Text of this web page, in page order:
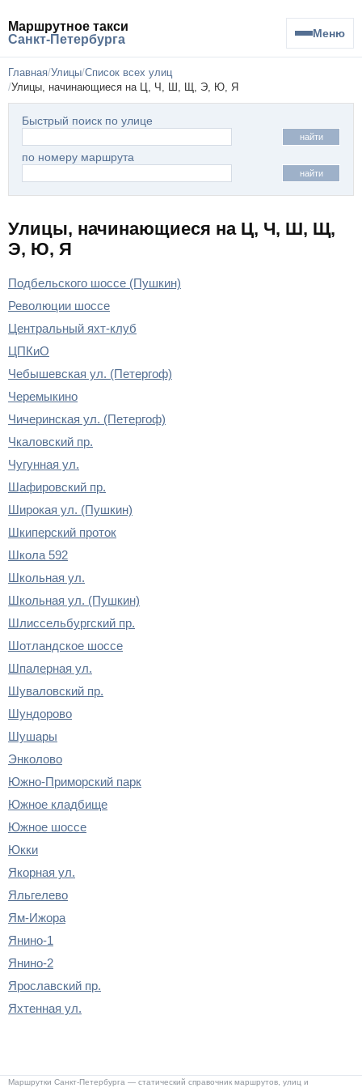
Маршрутное такси
Санкт-Петербурга
Меню
Главная Улицы Список всех улиц
Улицы, начинающиеся на Ц, Ч, Ш, Щ, Э, Ю, Я
Быстрый поиск по улице
найти
по номеру маршрута
найти
Улицы, начинающиеся на Ц, Ч, Ш, Щ,
Э, Ю, Я
Подбельского шоссе (Пушкин)
Революции шоссе
Центральный яхт-клуб
ЦПКиО
Чебышевская ул. (Петергоф)
Черемыкино
Чичеринская ул. (Петергоф)
Чкаловский пр.
Чугунная ул.
Шафировский пр.
Широкая ул. (Пушкин)
Шкиперский проток
Школа 592
Школьная ул.
Школьная ул. (Пушкин)
Шлиссельбургский пр.
Шотландское шоссе
Шпалерная ул.
Шуваловский пр.
Шундорово
Шушары
Энколово
Южно-Приморский парк
Южное кладбище
Южное шоссе
Юкки
Якорная ул.
Яльгелево
Ям-Ижора
Янино-1
Янино-2
Ярославский пр.
Яхтенная ул.
Маршрутки Санкт-Петербурга — статический справочник маршрутов, улиц и